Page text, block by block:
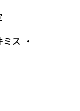
ス ・